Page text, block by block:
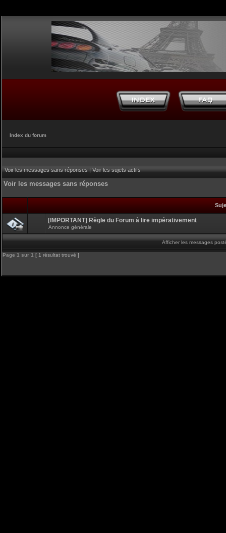
Index du forum
Voir les messages sans réponses|Voir les sujets actifs
Voir les messages sans réponses
[IMPORTANT] Règle du Forum à lire impérativement
Annonce générale
Afficher les messages
Page 1 sur 1 [ 1 résultat trouvé ]